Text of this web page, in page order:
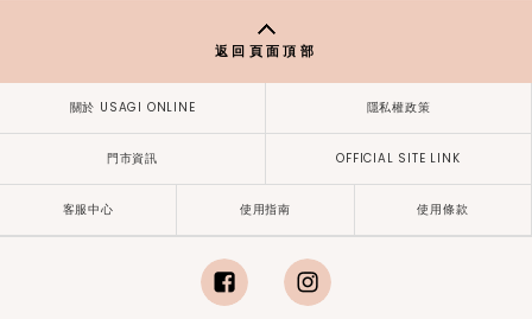
返回頁面頂部
關於 USAGI ONLINE 隱私權政策
門市資訊 OFFICIAL SITE LINK
客服中心 使用指南 使用條款